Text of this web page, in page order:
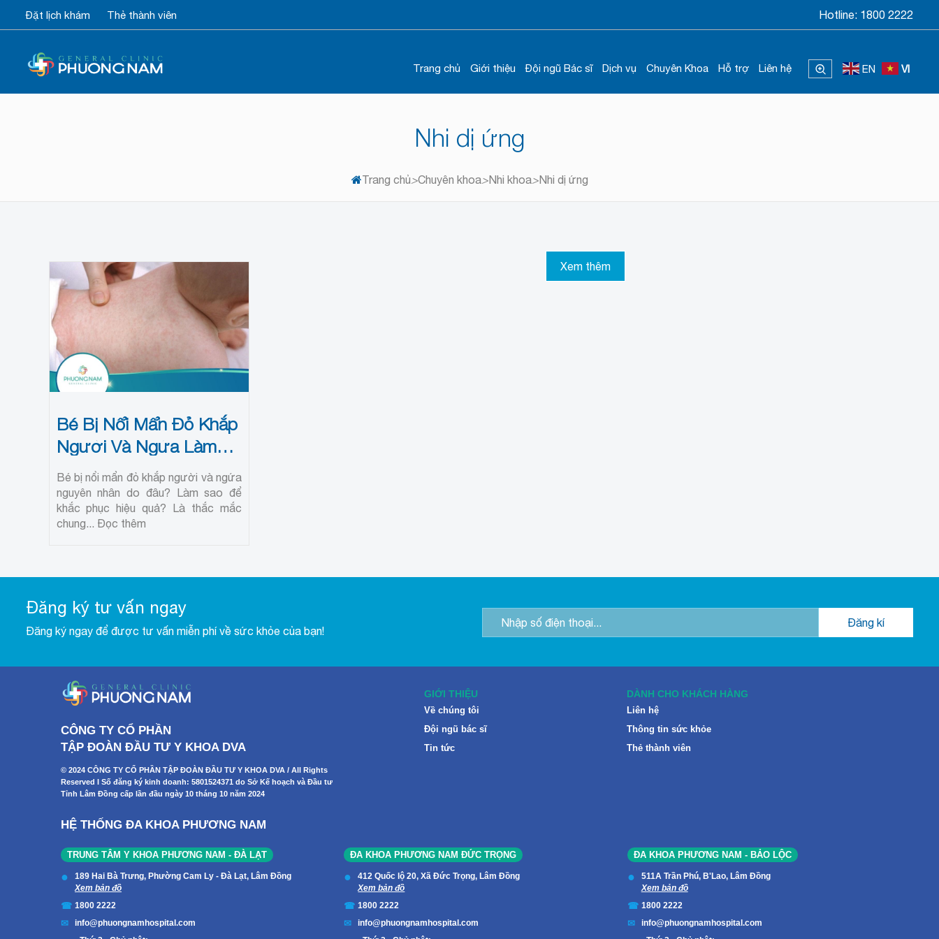
Đặt lịch khám Thẻ thành viên Hotline: 1800 2222
Trang chủ Giới thiệu Đội ngũ Bác sĩ Dịch vụ Chuyên Khoa Hỗ trợ Liên hệ EN VI
Nhi dị ứng
Trang chủ>Chuyên khoa>Nhi khoa>Nhi dị ứng
Bé Bị Nổi Mẩn Đỏ Khắp
Người Và Ngứa Làm
Sao Khắc Phục?
Bé bị nổi mẩn đỏ khắp người và ngứa
nguyên nhân do đâu? Làm sao để
khắc phục hiệu quả? Là thắc mắc
chung... Đọc thêm
Xem thêm
Đăng ký tư vấn ngay
Đăng ký ngay để được tư vấn miễn phí về sức khỏe của bạn!
CÔNG TY CỔ PHẦN
TẬP ĐOÀN ĐẦU TƯ Y KHOA DVA
© 2024 CÔNG TY CỔ PHẦN TẬP ĐOÀN ĐẦU TƯ Y KHOA DVA / All Rights
Reserved I Số đăng ký kinh doanh: 5801524371 do Sở Kế hoạch và Đầu tư
Tỉnh Lâm Đồng cấp lần đầu ngày 10 tháng 10 năm 2024
GIỚI THIỆU
Về chúng tôi
Đội ngũ bác sĩ
Tin tức
DÀNH CHO KHÁCH HÀNG
Liên hệ
Thông tin sức khỏe
Thẻ thành viên
HỆ THỐNG ĐA KHOA PHƯƠNG NAM
TRUNG TÂM Y KHOA PHƯƠNG NAM - ĐÀ LẠT
189 Hai Bà Trưng, Phường Cam Ly - Đà Lạt, Lâm Đồng
Xem bản đồ
1800 2222
info@phuongnamhospital.com
ĐA KHOA PHƯƠNG NAM ĐỨC TRỌNG
412 Quốc lộ 20, Xã Đức Trọng, Lâm Đồng
Xem bản đồ
1800 2222
info@phuongnamhospital.com
ĐA KHOA PHƯƠNG NAM - BẢO LỘC
511A Trần Phú, B'Lao, Lâm Đồng
Xem bản đồ
1800 2222
info@phuongnamhospital.com